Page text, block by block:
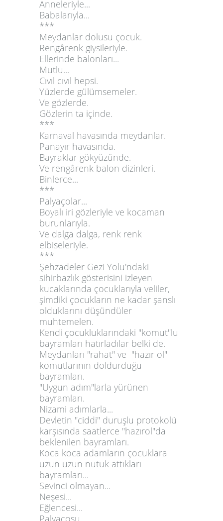
Anneleriyle...
Babalarıyla...
***
Meydanlar dolusu çocuk.
Rengârenk giysileriyle.
Ellerinde balonları...
Mutlu...
Cıvıl cıvıl hepsi.
Yüzlerde gülümsemeler.
Ve gözlerde.
Gözlerin ta içinde.
***
Karnaval havasında meydanlar.
Panayır havasında.
Bayraklar gökyüzünde.
Ve rengârenk balon dizinleri.
Binlerce...
***
Palyaçolar...
Boyalı iri gözleriyle ve kocaman
burunlarıyla.
Ve dalga dalga, renk renk
elbiseleriyle.
***
Şehzadeler Gezi Yolu'ndaki
sihirbazlık gösterisini izleyen
kucaklarında çocuklarıyla veliler,
şimdiki çocukların ne kadar şanslı
olduklarını düşündüler
muhtemelen.
Kendi çocukluklarındaki "komut"lu
bayramları hatırladılar belki de.
Meydanları "rahat" ve "hazır ol"
komutlarının doldurduğu
bayramları.
"Uygun adım"larla yürünen
bayramları.
Nizami adımlarla...
Devletin "ciddi" duruşlu protokolü
karşısında saatlerce "hazırol"da
beklenilen bayramları.
Koca koca adamların çocuklara
uzun uzun nutuk attıkları
bayramları...
Sevinci olmayan...
Neşesi...
Eğlencesi...
Palyaçosu...